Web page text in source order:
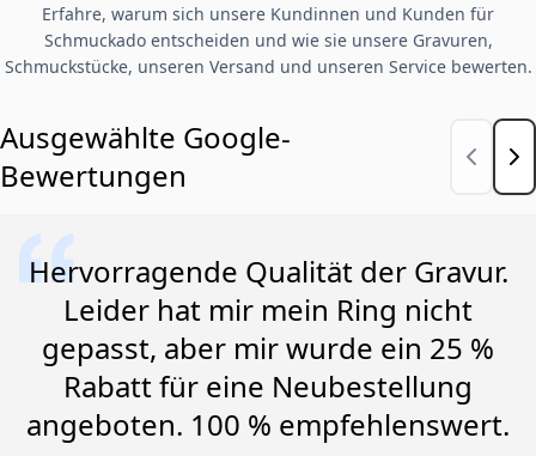
Erfahre, warum sich unsere Kundinnen und Kunden für
Schmuckado entscheiden und wie sie unsere Gravuren,
Schmuckstücke, unseren Versand und unseren Service bewerten.
Ausgewählte Google-
Bewertungen
Hervorragende Qualität der Gravur.
Leider hat mir mein Ring nicht
gepasst, aber mir wurde ein 25 %
Rabatt für eine Neubestellung
angeboten. 100 % empfehlenswert.